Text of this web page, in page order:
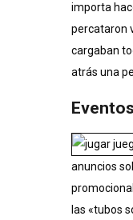
importa
percataron
cargaban
atrás una
Eventos
anuncios
las «tubos